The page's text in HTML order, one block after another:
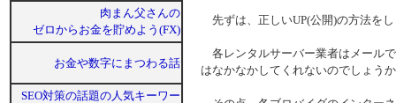
肉まん父さんの
ゼロからお金を貯めよう(FX)
お金や数字にまつわる話
SEO対策の話題の人気キーワー
先ずは、正しいUP(公開)の方法を
各レンタルサーバー業者はメール
はなかなかしてくれないのでしょう